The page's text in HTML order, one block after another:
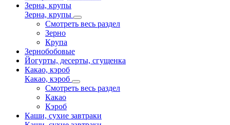
Зерна, крупы
Зерна, крупы
Смотреть весь раздел
Зерно
Крупа
Зернобобовые
Йогурты, десерты, сгущенка
Какао, кэроб
Какао, кэроб
Смотреть весь раздел
Какао
Кэроб
Каши, сухие завтраки